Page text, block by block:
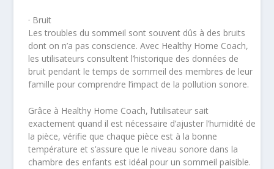
· Bruit
Les troubles du sommeil sont souvent dûs à des bruits
dont on n’a pas conscience. Avec Healthy Home Coach,
les utilisateurs consultent l’historique des données de
bruit pendant le temps de sommeil des membres de leur
famille pour comprendre l’impact de la pollution sonore.
Grâce à Healthy Home Coach, l’utilisateur sait
exactement quand il est nécessaire d’ajuster l’humidité de
la pièce, vérifie que chaque pièce est à la bonne
température et s’assure que le niveau sonore dans la
chambre des enfants est idéal pour un sommeil paisible.